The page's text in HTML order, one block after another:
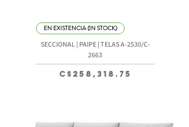
EN EXISTENCIA (IN STOCK)
SECCIONAL | PAIPE | TELAS A-2530/C-
2663
Precio
C$258,318.75